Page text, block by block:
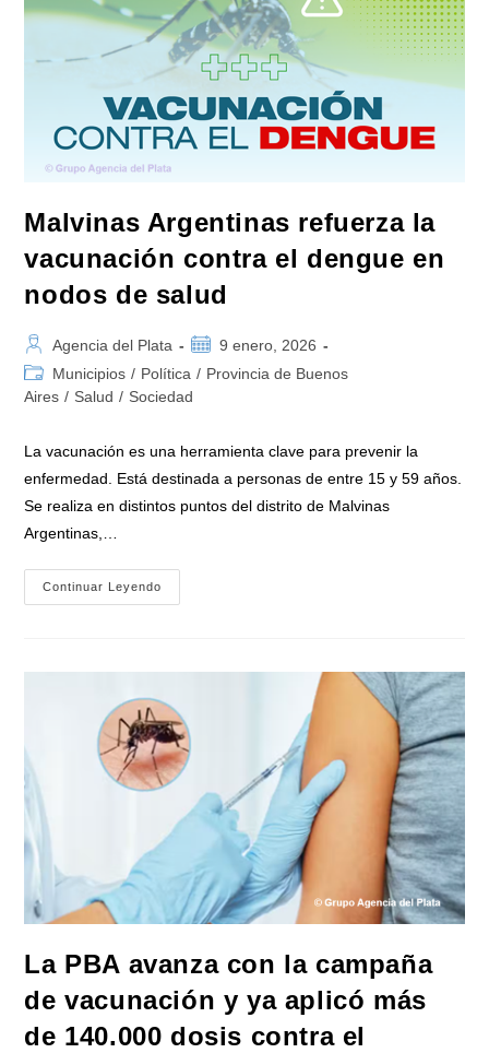
Malvinas Argentinas refuerza la
vacunación contra el dengue en
nodos de salud
Autor
de
la
Agencia del Plata
Publicación
de
la
9 enero, 2026
Categoría
de
Municipios / Política / Provincia de Buenos
Aires / Salud / Sociedad
La vacunación es una herramienta clave para prevenir la
enfermedad. Está destinada a personas de entre 15 y 59 años.
Se realiza en distintos puntos del distrito de Malvinas
Argentinas,…
Continuar Leyendo
Argentinas
En
Nodos
De
Salud
La PBA avanza con la campaña
de vacunación y ya aplicó más
de 140.000 dosis contra el